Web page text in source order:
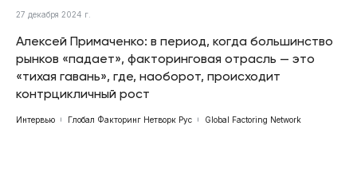
27 декабря 2024 г.
Алексей Примаченко: в период, когда большинство
рынков «падает», факторинговая отрасль — это
«тихая гавань», где, наоборот, происходит
контрцикличный рост
Интервью Глобал Факторинг Нетворк Рус Global Factoring Network